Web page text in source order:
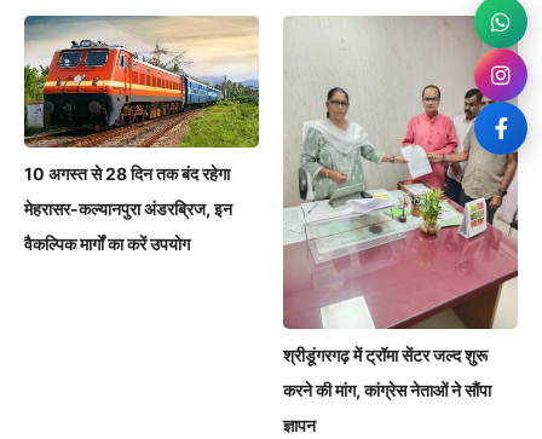
10 अगस्त से 28 दिन तक बंद रहेगा
मेहरासर-कल्यानपुरा अंडरब्रिज, इन
वैकल्पिक मार्गों का करें उपयोग
श्रीडूंगरगढ़ में ट्रॉमा सेंटर जल्द शुरू
करने की मांग, कांग्रेस नेताओं ने सौंपा
ज्ञापन